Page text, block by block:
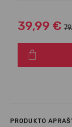
39,99 €
PRODUKTO